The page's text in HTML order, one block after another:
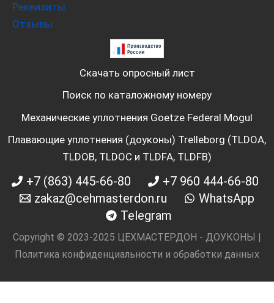
Реквизиты
Отзывы
Скачать опросный лист
Поиск по каталожному номеру
Механические уплотнения Goetze Federal Mogul
Плавающие уплотнения (доуконы) Trelleborg (TLDOA,
TLDOB, TLDOC и TLDFA, TLDFB)
+7 (863) 445-66-80
+7 960 444-66-80
zakaz@cehmasterdon.ru
WhatsApp
Telegram
Copyright © 2023-2025 ЦЕХМАСТЕРДОН - ДОУКОНЫ |
Политика конфиденциальности и обработки данных